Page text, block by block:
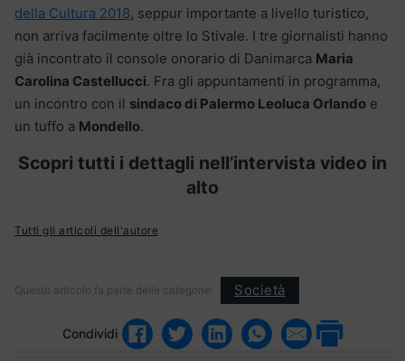
della Cultura 2018, seppur importante a livello turistico,
non arriva facilmente oltre lo Stivale. I tre giornalisti hanno
già incontrato il console onorario di Danimarca Maria
Carolina Castellucci. Fra gli appuntamenti in programma,
un incontro con il sindaco di Palermo Leoluca Orlando e
un tuffo a Mondello.
Scopri tutti i dettagli nell’intervista video in
alto
Tutti gli articoli dell'autore
Questo articolo fa parte delle categorie: Società
Condividi